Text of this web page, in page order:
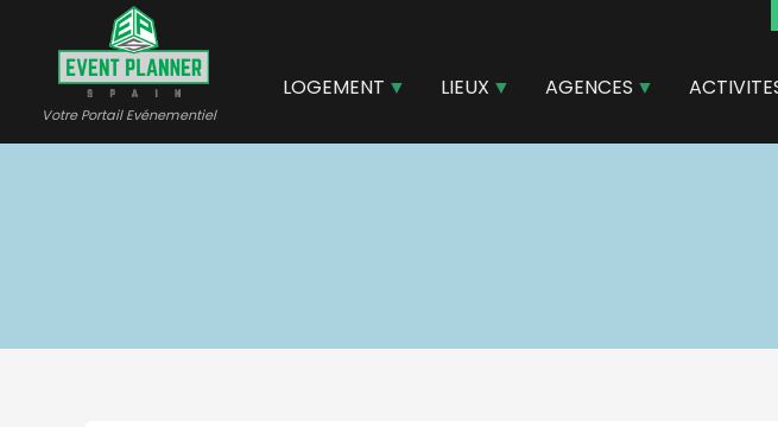
contenu
principal
Votre Portail Evénementiel
LOGEMENT LIEUX AGENCES